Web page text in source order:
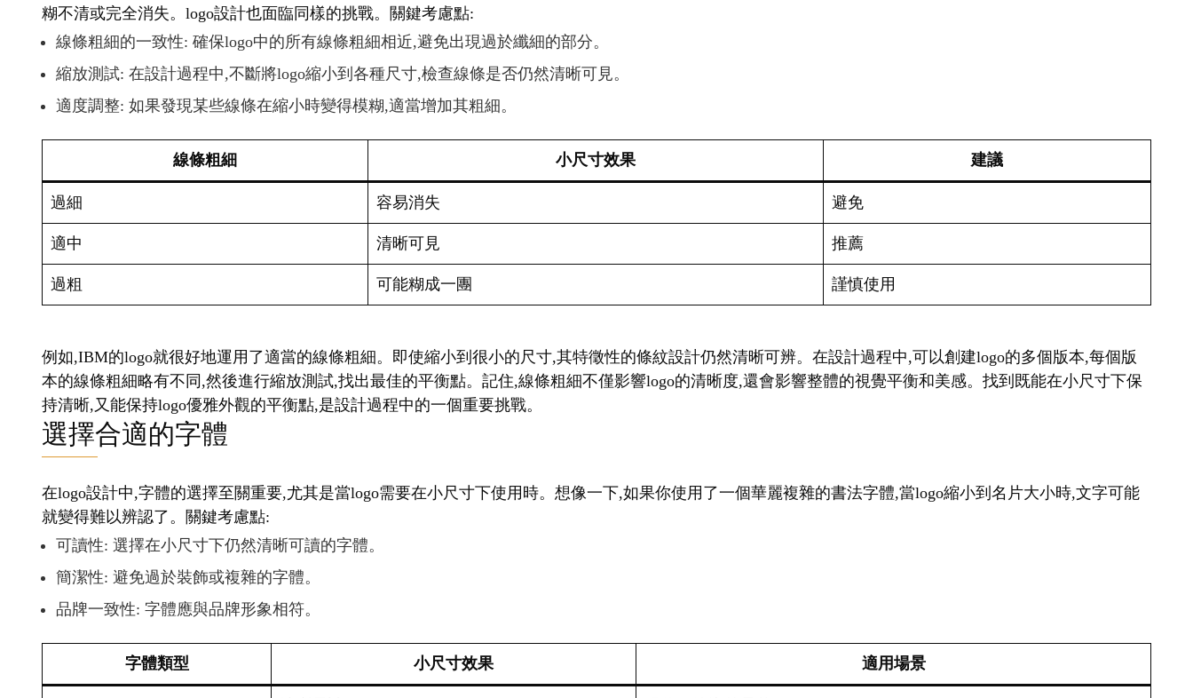
糊不清或完全消失。logo設計也面臨同樣的挑戰。關鍵考慮點:
線條粗細的一致性: 確保logo中的所有線條粗細相近,避免出現過於纖細的部分。
縮放測試: 在設計過程中,不斷將logo縮小到各種尺寸,檢查線條是否仍然清晰可見。
適度調整: 如果發現某些線條在縮小時變得模糊,適當增加其粗細。
線條粗細 小尺寸效果 建議
過細 容易消失 避免
適中 清晰可見 推薦
過粗 可能糊成一團 謹慎使用
例如,IBM的logo就很好地運用了適當的線條粗細。即使縮小到很小的尺寸,其特徵性的條紋設計仍然清晰可辨。在設計過程中,可以創建logo的多個版本,每個版
本的線條粗細略有不同,然後進行縮放測試,找出最佳的平衡點。記住,線條粗細不僅影響logo的清晰度,還會影響整體的視覺平衡和美感。找到既能在小尺寸下保
持清晰,又能保持logo優雅外觀的平衡點,是設計過程中的一個重要挑戰。
選擇合適的字體
在logo設計中,字體的選擇至關重要,尤其是當logo需要在小尺寸下使用時。想像一下,如果你使用了一個華麗複雜的書法字體,當logo縮小到名片大小時,文字可能
就變得難以辨認了。關鍵考慮點:
可讀性: 選擇在小尺寸下仍然清晰可讀的字體。
簡潔性: 避免過於裝飾或複雜的字體。
品牌一致性: 字體應與品牌形象相符。
字體類型 小尺寸效果 適用場景